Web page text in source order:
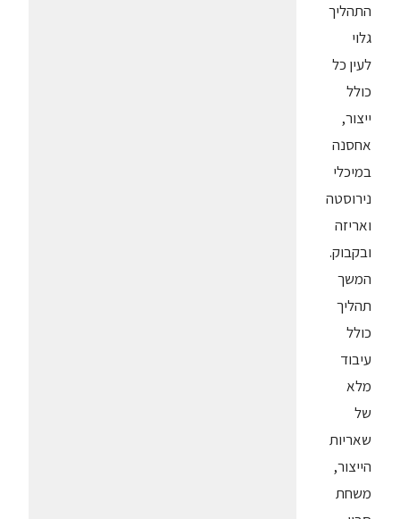
התהליך
גלוי
לעין כל
כולל
ייצור,
אחסנה
במיכלי
נירוסטה
ואריזה
ובקבוק.
המשך
תהליך
כולל
עיבוד
מלא
של
שאריות
הייצור,
משחת